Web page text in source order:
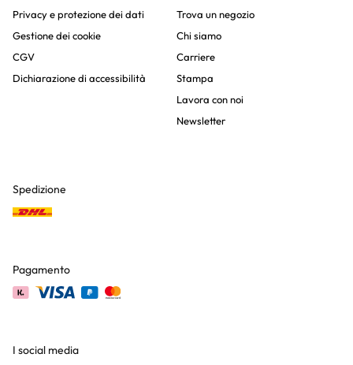
Privacy e protezione dei dati
Gestione dei cookie
CGV
Dichiarazione di accessibilità
Trova un negozio
Chi siamo
Carriere
Stampa
Lavora con noi
Newsletter
Spedizione
Pagamento
I social media